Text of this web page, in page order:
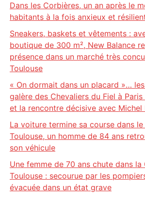
Dans les Corbières, un an après le
habitants à la fois anxieux et
Sneakers, baskets et vêtements :
boutique de 300 m², New Balance
présence dans un marché très
Toulouse
« On dormait dans un placard »…
galère des Chevaliers du Fiel à
et la rencontre décisive avec Michel
La voiture termine sa course dans
Toulouse, un homme de 84 ans
son véhicule
Une femme de 70 ans chute dans la
Toulouse : secourue par les
évacuée dans un état grave